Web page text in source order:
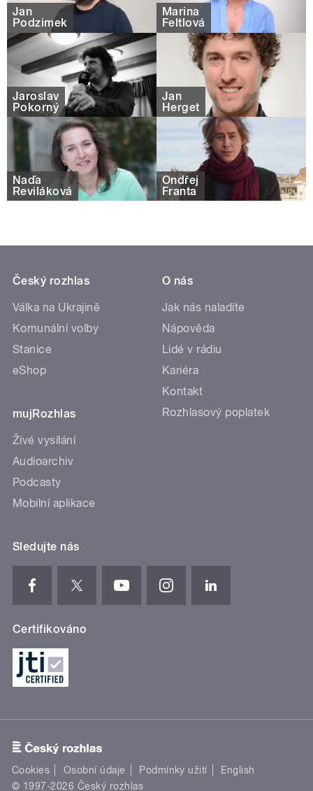
Jan
Podzimek
Marina
Feltlová
Jaroslav
Pokorný
Jan
Herget
Naďa
Reviláková
Ondřej
Franta
Český rozhlas
Válka na Ukrajině
Komunální volby
Stanice
eShop
mujRozhlas
Živé vysílání
Audioarchiv
Podcasty
Mobilní aplikace
O nás
Jak nás naladíte
Nápověda
Lidé v rádiu
Kariéra
Kontakt
Rozhlasový poplatek
Sledujte nás
Certifikováno
Cookies Osobní údaje Podmínky užití
English
© 1997-2026 Český rozhlas